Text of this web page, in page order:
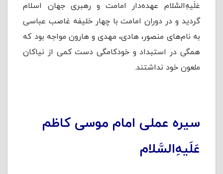
عَلَیهِ‌السَّلام عهده‌دار امامت و رهبری جهان اسلام
گردید و در دوران امامت با چهار خلیفه غاصب عباسی
به نام‌های منصور، هادی، مهدی و هارون مواجه بود که
همگی در استبداد و خودکامگی دست کمی از نیاکان
ملعون خود نداشتند.
سیره عملی امام موسی کاظم
عَلَیهِ‌السَّلام